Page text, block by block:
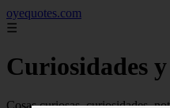
oyequotes.com
☰
Curiosidades
Cosas curiosas, curiosidades,